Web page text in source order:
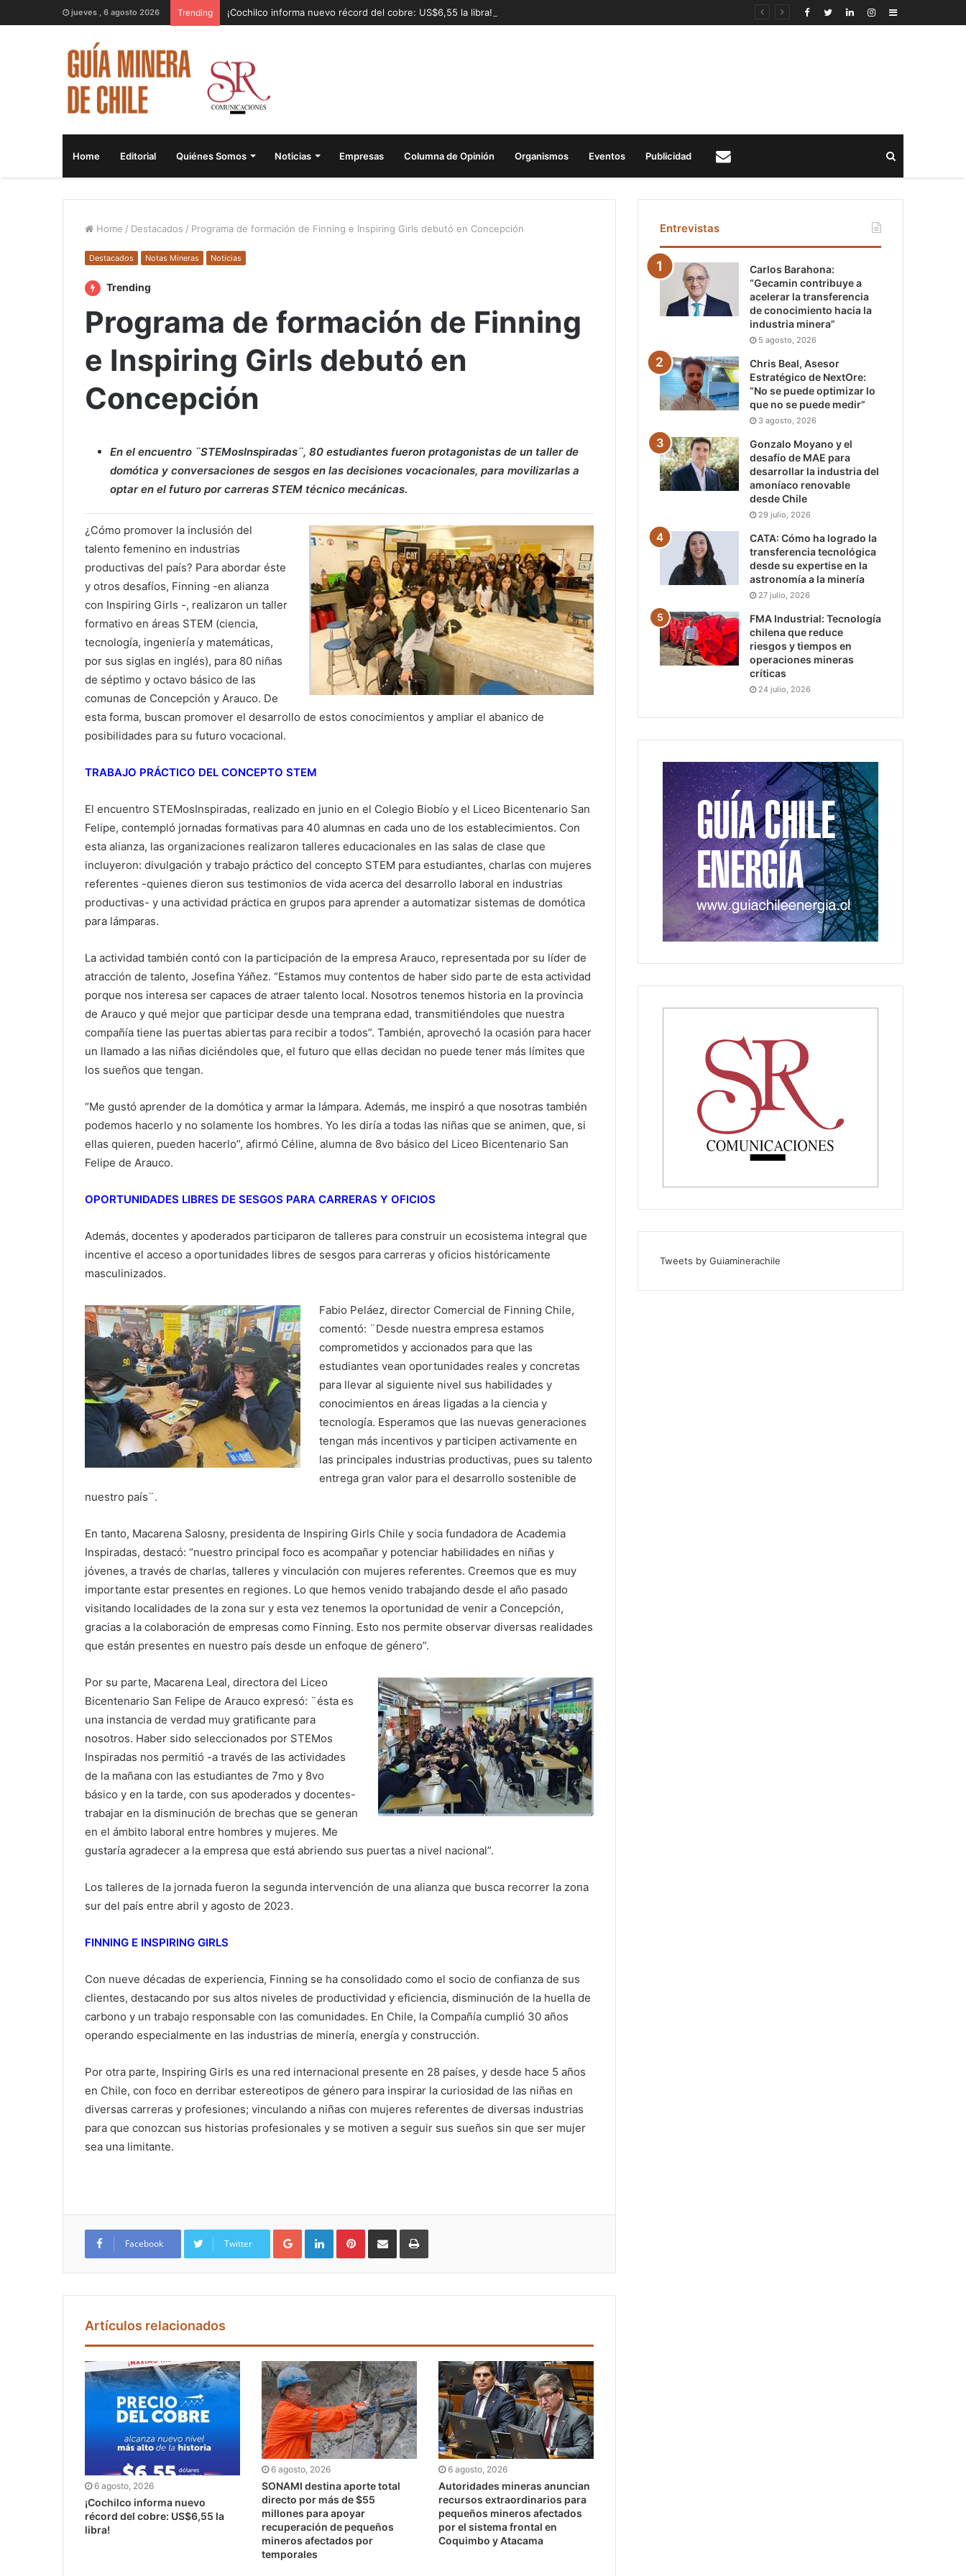
jueves , 6 agosto 2026 Trending ¡Cochilco informa nuevo récord del cobre: US$6,55 la libra! Sidebar
Home Editorial Quiénes Somos Noticias Empresas Columna de Opinión Organismos Eventos Publicidad
Home / Destacados / Programa de formación de Finning e Inspiring Girls debutó en Concepción
Destacados Notas Mineras Noticias
Trending
Programa de formación de Finning
e Inspiring Girls debutó en
Concepción
En el encuentro ¨STEMosInspiradas¨, 80 estudiantes fueron protagonistas de un taller de
domótica y conversaciones de sesgos en las decisiones vocacionales, para movilizarlas a
optar en el futuro por carreras STEM técnico mecánicas.
¿Cómo promover la inclusión del
talento femenino en industrias
productivas del país? Para abordar éste
y otros desafíos, Finning -en alianza
con Inspiring Girls -, realizaron un taller
formativo en áreas STEM (ciencia,
tecnología, ingeniería y matemáticas,
por sus siglas en inglés), para 80 niñas
de séptimo y octavo básico de las
comunas de Concepción y Arauco. De
esta forma, buscan promover el desarrollo de estos conocimientos y ampliar el abanico de
posibilidades para su futuro vocacional.
TRABAJO PRÁCTICO DEL CONCEPTO STEM
El encuentro STEMosInspiradas, realizado en junio en el Colegio Biobío y el Liceo Bicentenario San
Felipe, contempló jornadas formativas para 40 alumnas en cada uno de los establecimientos. Con
esta alianza, las organizaciones realizaron talleres educacionales en las salas de clase que
incluyeron: divulgación y trabajo práctico del concepto STEM para estudiantes, charlas con mujeres
referentes -quienes dieron sus testimonios de vida acerca del desarrollo laboral en industrias
productivas- y una actividad práctica en grupos para aprender a automatizar sistemas de domótica
para lámparas.
La actividad también contó con la participación de la empresa Arauco, representada por su líder de
atracción de talento, Josefina Yáñez. “Estamos muy contentos de haber sido parte de esta actividad
porque nos interesa ser capaces de atraer talento local. Nosotros tenemos historia en la provincia
de Arauco y qué mejor que participar desde una temprana edad, transmitiéndoles que nuestra
compañía tiene las puertas abiertas para recibir a todos”. También, aprovechó la ocasión para hacer
un llamado a las niñas diciéndoles que, el futuro que ellas decidan no puede tener más límites que
los sueños que tengan.
“Me gustó aprender de la domótica y armar la lámpara. Además, me inspiró a que nosotras también
podemos hacerlo y no solamente los hombres. Yo les diría a todas las niñas que se animen, que, si
ellas quieren, pueden hacerlo”, afirmó Céline, alumna de 8vo básico del Liceo Bicentenario San
Felipe de Arauco.
OPORTUNIDADES LIBRES DE SESGOS PARA CARRERAS Y OFICIOS
Además, docentes y apoderados participaron de talleres para construir un ecosistema integral que
incentive el acceso a oportunidades libres de sesgos para carreras y oficios históricamente
masculinizados.
Fabio Peláez, director Comercial de Finning Chile,
comentó: ¨Desde nuestra empresa estamos
comprometidos y accionados para que las
estudiantes vean oportunidades reales y concretas
para llevar al siguiente nivel sus habilidades y
conocimientos en áreas ligadas a la ciencia y
tecnología. Esperamos que las nuevas generaciones
tengan más incentivos y participen activamente en
las principales industrias productivas, pues su talento
entrega gran valor para el desarrollo sostenible de
nuestro país¨.
En tanto, Macarena Salosny, presidenta de Inspiring Girls Chile y socia fundadora de Academia
Inspiradas, destacó: “nuestro principal foco es acompañar y potenciar habilidades en niñas y
jóvenes, a través de charlas, talleres y vinculación con mujeres referentes. Creemos que es muy
importante estar presentes en regiones. Lo que hemos venido trabajando desde el año pasado
visitando localidades de la zona sur y esta vez tenemos la oportunidad de venir a Concepción,
gracias a la colaboración de empresas como Finning. Esto nos permite observar diversas realidades
que están presentes en nuestro país desde un enfoque de género”.
Por su parte, Macarena Leal, directora del Liceo
Bicentenario San Felipe de Arauco expresó: ¨ésta es
una instancia de verdad muy gratificante para
nosotros. Haber sido seleccionados por STEMos
Inspiradas nos permitió -a través de las actividades
de la mañana con las estudiantes de 7mo y 8vo
básico y en la tarde, con sus apoderados y docentes-
trabajar en la disminución de brechas que se generan
en el ámbito laboral entre hombres y mujeres. Me
gustaría agradecer a la empresa que está abriendo sus puertas a nivel nacional”.
Los talleres de la jornada fueron la segunda intervención de una alianza que busca recorrer la zona
sur del país entre abril y agosto de 2023.
FINNING E INSPIRING GIRLS
Con nueve décadas de experiencia, Finning se ha consolidado como el socio de confianza de sus
clientes, destacando por sus altos niveles de productividad y eficiencia, disminución de la huella de
carbono y un trabajo responsable con las comunidades. En Chile, la Compañía cumplió 30 años
operando especialmente en las industrias de minería, energía y construcción.
Por otra parte, Inspiring Girls es una red internacional presente en 28 países, y desde hace 5 años
en Chile, con foco en derribar estereotipos de género para inspirar la curiosidad de las niñas en
diversas carreras y profesiones; vinculando a niñas con mujeres referentes de diversas industrias
para que conozcan sus historias profesionales y se motiven a seguir sus sueños sin que ser mujer
sea una limitante.
Facebook Twitter
Google+ LinkedIn Pinterest
Artículos relacionados
6 agosto, 2026
¡Cochilco informa nuevo
récord del cobre: US$6,55 la
libra!
6 agosto, 2026
SONAMI destina aporte total
directo por más de $55
millones para apoyar
recuperación de pequeños
mineros afectados por
temporales
6 agosto, 2026
Autoridades mineras anuncian
recursos extraordinarios para
pequeños mineros afectados
por el sistema frontal en
Coquimbo y Atacama
Entrevistas
Carlos Barahona:
“Gecamin contribuye a
acelerar la transferencia
de conocimiento hacia la
industria minera”
5 agosto, 2026
Chris Beal, Asesor
Estratégico de NextOre:
“No se puede optimizar lo
que no se puede medir”
3 agosto, 2026
Gonzalo Moyano y el
desafío de MAE para
desarrollar la industria del
amoníaco renovable
desde Chile
29 julio, 2026
CATA: Cómo ha logrado la
transferencia tecnológica
desde su expertise en la
astronomía a la minería
27 julio, 2026
FMA Industrial: Tecnología
chilena que reduce
riesgos y tiempos en
operaciones mineras
críticas
24 julio, 2026
Tweets by Guiaminerachile